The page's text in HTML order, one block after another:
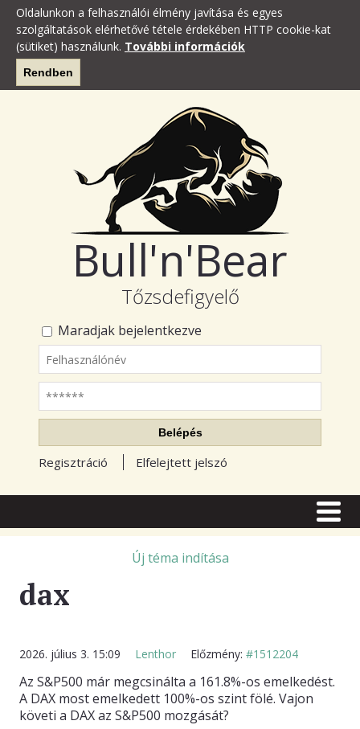
Oldalunkon a felhasználói élmény javítása és egyes
szolgáltatások elérhetővé tétele érdekében HTTP cookie-kat
(sütiket) használunk. További információk
Rendben
Bull'n'Bear
Tőzsdefigyelő
Maradjak bejelentkezve
Felhasználónév
Jelszó
Belépés
Regisztráció Elfelejtett jelszó
TŐZSDE FÓRUM
RSS OLVASÓ
BLOGOK
ELŐFIZETÉS
Új téma indítása
dax
2026. július 3. 15:09 Lenthor Előzmény: #1512204
Az S&P500 már megcsinálta a 161.8%-os emelkedést.
A DAX most emelkedett 100%-os szint fölé. Vajon
követi a DAX az S&P500 mozgását?